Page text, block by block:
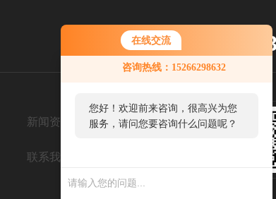
在线交流
咨询热线：15266298632
您好！欢迎前来咨询，很高兴为您
服务，请问您要咨询什么问题呢？
服务热线：
新闻资讯
联系我们